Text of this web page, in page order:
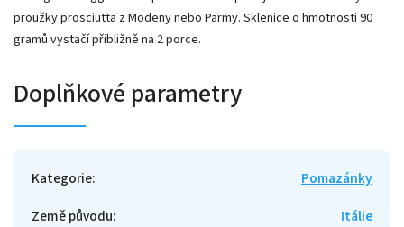
proužky prosciutta z Modeny nebo Parmy. Sklenice o hmotnosti 90
gramů vystačí přibližně na 2 porce.
Doplňkové parametry
Kategorie:
Pomazánky
Země původu:
Itálie